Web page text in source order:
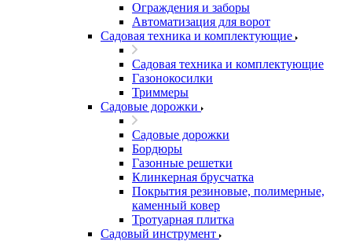
Ограждения и заборы
Автоматизация для ворот
Садовая техника и комплектующие
Садовая техника и комплектующие
Газонокосилки
Триммеры
Садовые дорожки
Садовые дорожки
Бордюры
Газонные решетки
Клинкерная брусчатка
Покрытия резиновые, полимерные,
каменный ковер
Тротуарная плитка
Садовый инструмент